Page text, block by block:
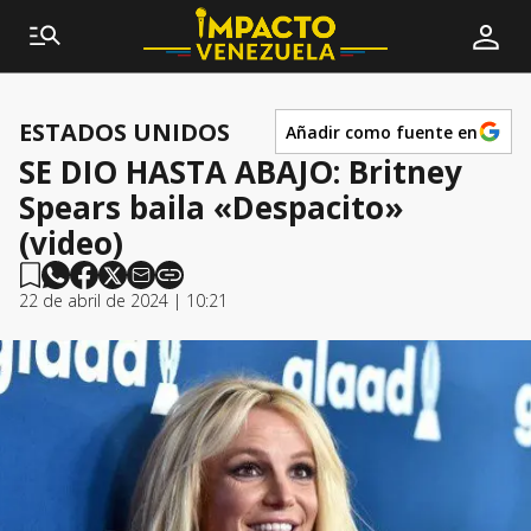
ESTADOS UNIDOS Añadir como fuente en
SE DIO HASTA ABAJO: Britney
Spears baila «Despacito»
(video)
22 de abril de 2024 | 10:21